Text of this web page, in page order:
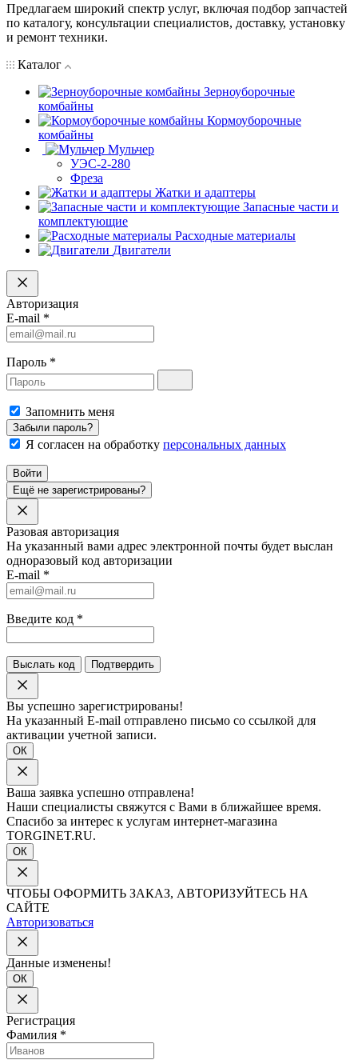
Предлагаем широкий спектр услуг, включая подбор запчастей
по каталогу, консультации специалистов, доставку, установку
и ремонт техники.
Каталог
Зерноуборочные
комбайны
Кормоуборочные
комбайны
Мульчер
УЭС-2-280
Фреза
Жатки и адаптеры
Запасные части и
комплектующие
Расходные материалы
Двигатели
Авторизация
E-mail *
Пароль *
Запомнить меня
Забыли пароль?
Я согласен на обработку персональных данных
Войти
Ещё не зарегистрированы?
Разовая авторизация
На указанный вами адрес электронной почты будет выслан
одноразовый код авторизации
E-mail *
Введите код *
Выслать код Подтвердить
Вы успешно зарегистрированы!
На указанный E-mail отправлено письмо со ссылкой для
активации учетной записи.
ОК
Ваша заявка успешно отправлена!
Наши специалисты свяжутся с Вами в ближайшее время.
Спасибо за интерес к услугам интернет-магазина
TORGINET.RU.
ОК
ЧТОБЫ ОФОРМИТЬ ЗАКАЗ, АВТОРИЗУЙТЕСЬ НА
САЙТЕ
Авторизоваться
Данные изменены!
ОК
Регистрация
Фамилия *